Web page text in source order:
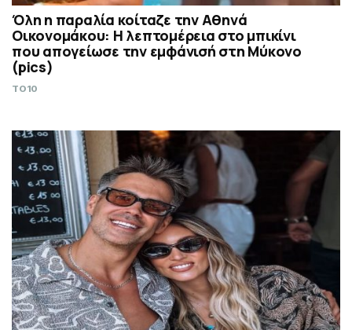
Όλη η παραλία κοίταζε την Αθηνά
Οικονομάκου: Η λεπτομέρεια στο μπικίνι
που απογείωσε την εμφάνισή στη Μύκονο
(pics)
TO10